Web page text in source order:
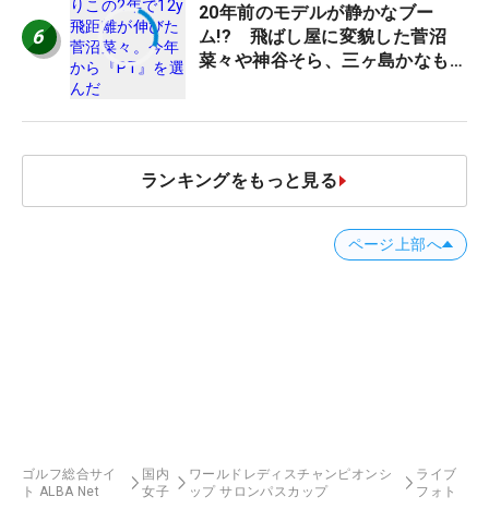
6
20年前のモデルが静かなブー
ム!? 飛ばし屋に変貌した菅沼
菜々や神谷そら、三ヶ島かなも使
ランキングをもっと見る
ページ上部へ
ゴルフ総合サイ
ト ALBA Net
国内
女子
ワールドレディスチャンピオンシ
ップ サロンパスカップ
ライブ
フォト